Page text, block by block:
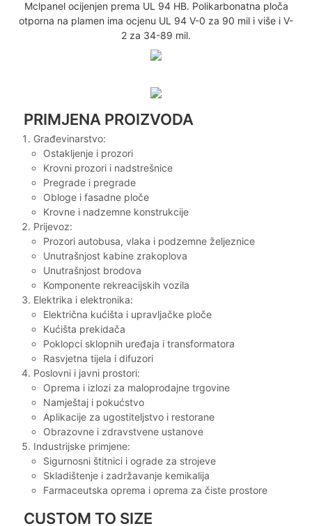
Mclpanel ocijenjen prema UL 94 HB. Polikarbonatna ploča
otporna na plamen ima ocjenu UL 94 V-0 za 90 mil i više i V-
2 za 34-89 mil.
PRIMJENA PROIZVODA
Građevinarstvo:
Ostakljenje i prozori
Krovni prozori i nadstrešnice
Pregrade i pregrade
Obloge i fasadne ploče
Krovne i nadzemne konstrukcije
Prijevoz:
Prozori autobusa, vlaka i podzemne željeznice
Unutrašnjost kabine zrakoplova
Unutrašnjost brodova
Komponente rekreacijskih vozila
Elektrika i elektronika:
Električna kućišta i upravljačke ploče
Kućišta prekidača
Poklopci sklopnih uređaja i transformatora
Rasvjetna tijela i difuzori
Poslovni i javni prostori:
Oprema i izlozi za maloprodajne trgovine
Namještaj i pokućstvo
Aplikacije za ugostiteljstvo i restorane
Obrazovne i zdravstvene ustanove
Industrijske primjene:
Sigurnosni štitnici i ograde za strojeve
Skladištenje i zadržavanje kemikalija
Farmaceutska oprema i oprema za čiste prostore
CUSTOM TO SIZE